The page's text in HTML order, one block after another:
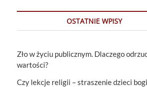
OSTATNIE WPISY
Zło w życiu publicznym. Dlaczego
wartości?
Czy lekcje religii – straszenie dzieci